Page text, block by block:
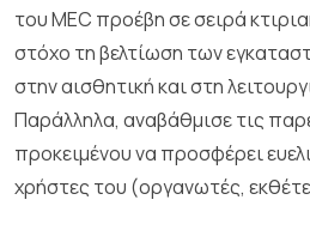
του ΜΕC προέβη σε σειρά
στόχο τη βελτίωση των
στην αισθητική και στη
Παράλληλα, αναβάθμισε τις
προκειμένου να προσφέρει
χρήστες του (οργανωτές,